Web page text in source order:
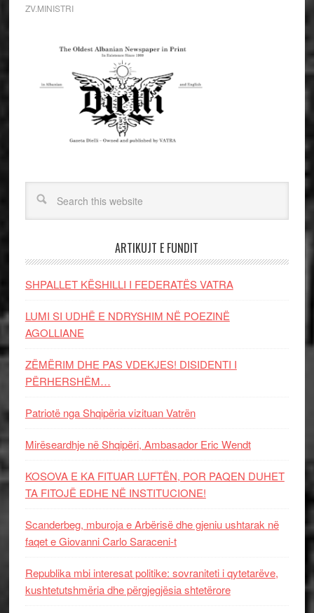
ZV.MINISTRI
ARTIKUJT E FUNDIT
SHPALLET KËSHILLI I FEDERATËS VATRA
LUMI SI UDHË E NDRYSHIM NË POEZINË
AGOLLIANE
ZËMËRIM DHE PAS VDEKJES! DISIDENTI I
PËRHERSHËM…
Patriotë nga Shqipëria vizituan Vatrën
Mirëseardhje në Shqipëri, Ambasador Eric Wendt
KOSOVA E KA FITUAR LUFTËN, POR PAQEN DUHET
TA FITOJË EDHE NË INSTITUCIONE!
Scanderbeg, mburoja e Arbërisë dhe gjeniu ushtarak në
faqet e Giovanni Carlo Saraceni-t
Republika mbi interesat politike: sovraniteti i qytetarëve,
kushtetutshmëria dhe përgjegjësia shtetërore